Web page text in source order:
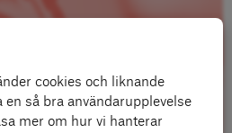
cookies och liknande
så bra användarupplevelse
mer om hur vi hanterar